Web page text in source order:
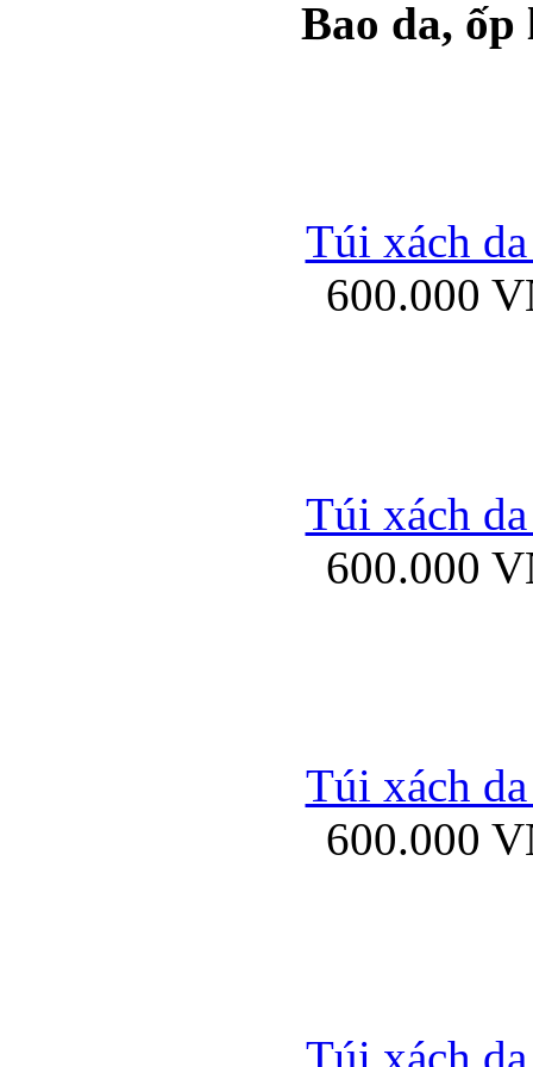
Ốp lưng silicon
Ốp lưng Samsung
Ốp lưng
Bao da,
Túi xách
600.000
Túi xách
600.000
Túi xách
600.000